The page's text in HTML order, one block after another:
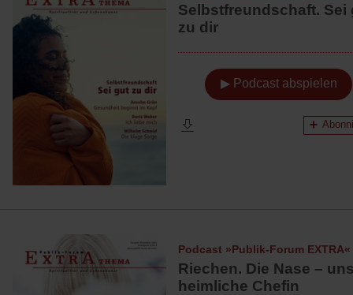
Selbstfreundschaft. Sei
zu dir
▶ Podcast abspielen
Podcast »Publik-Forum EXTRA«
Riechen. Die Nase –
heimliche Chefin